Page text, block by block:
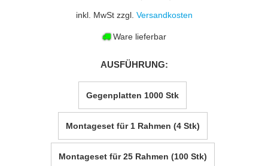
inkl. MwSt zzgl. Versandkosten
Ware lieferbar
AUSFÜHRUNG:
Gegenplatten 1000 Stk
Montageset für 1 Rahmen (4 Stk)
Montageset für 25 Rahmen (100 Stk)